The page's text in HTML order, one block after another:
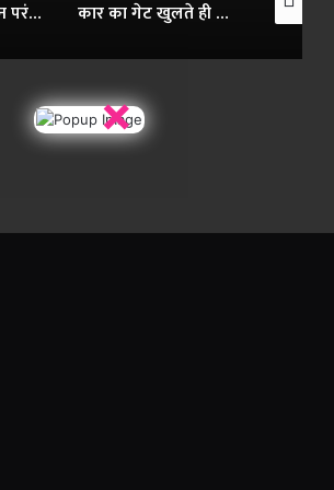
सेन समाज सनातन परंपराओं और सामाजिक समरसता का मजबूत आधार : CM विष्णु देव साय.. कार का गेट खुलते ही सड़क पर गिरा बाइक सवार, पिकअप ने रौंदा..
×